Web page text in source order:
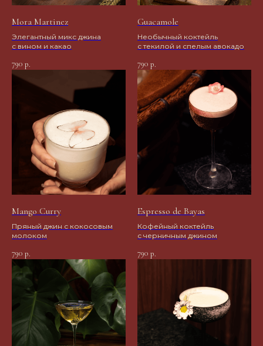
Mora Martinez
Элегантный микс джина
с вином и какао
790 р.
Guacamole
Необычный коктейль
с текилой и спелым авокадо
790 р.
Mango Curry
Пряный джин с кокосовым
молоком
790 р.
Espresso de Bayas
Кофейный коктейль
с черничным джином
790 р.
ЗАБРОНИРУЙТЕ
СТОЛ, И ПУСТЬ
НАЧНЕТСЯ
МАГИЯ